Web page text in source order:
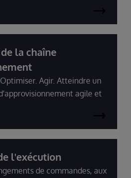
la chaîne
Agir. Atteindre un
agile et
l'exécution
de commandes, aux